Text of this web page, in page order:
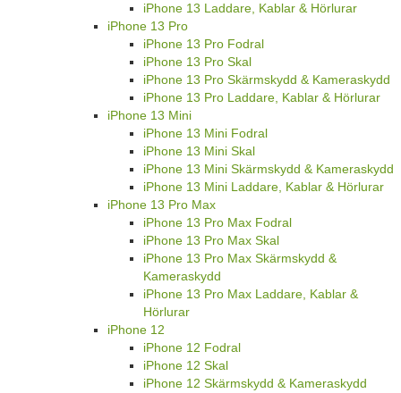
iPhone 13 Laddare, Kablar & Hörlurar
iPhone 13 Pro
iPhone 13 Pro Fodral
iPhone 13 Pro Skal
iPhone 13 Pro Skärmskydd & Kameraskydd
iPhone 13 Pro Laddare, Kablar & Hörlurar
iPhone 13 Mini
iPhone 13 Mini Fodral
iPhone 13 Mini Skal
iPhone 13 Mini Skärmskydd & Kameraskydd
iPhone 13 Mini Laddare, Kablar & Hörlurar
iPhone 13 Pro Max
iPhone 13 Pro Max Fodral
iPhone 13 Pro Max Skal
iPhone 13 Pro Max Skärmskydd &
Kameraskydd
iPhone 13 Pro Max Laddare, Kablar &
Hörlurar
iPhone 12
iPhone 12 Fodral
iPhone 12 Skal
iPhone 12 Skärmskydd & Kameraskydd